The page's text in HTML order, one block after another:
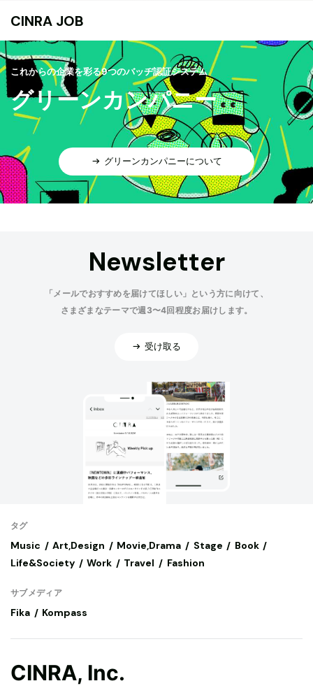
CINRA JOB
これからの企業を彩る9つのバッヂ認証システム
グリーンカンパニー
グリーンカンパニーについて
Newsletter
「メールでおすすめを届けてほしい」という方に向けて、
さまざまなテーマで週3〜4回程度お届けします。
受け取る
タグ
Music Art,Design Movie,Drama Stage
Book
Life&Society
Work Travel Fashion
サブメディア
Fika Kompass
CINRA, Inc.